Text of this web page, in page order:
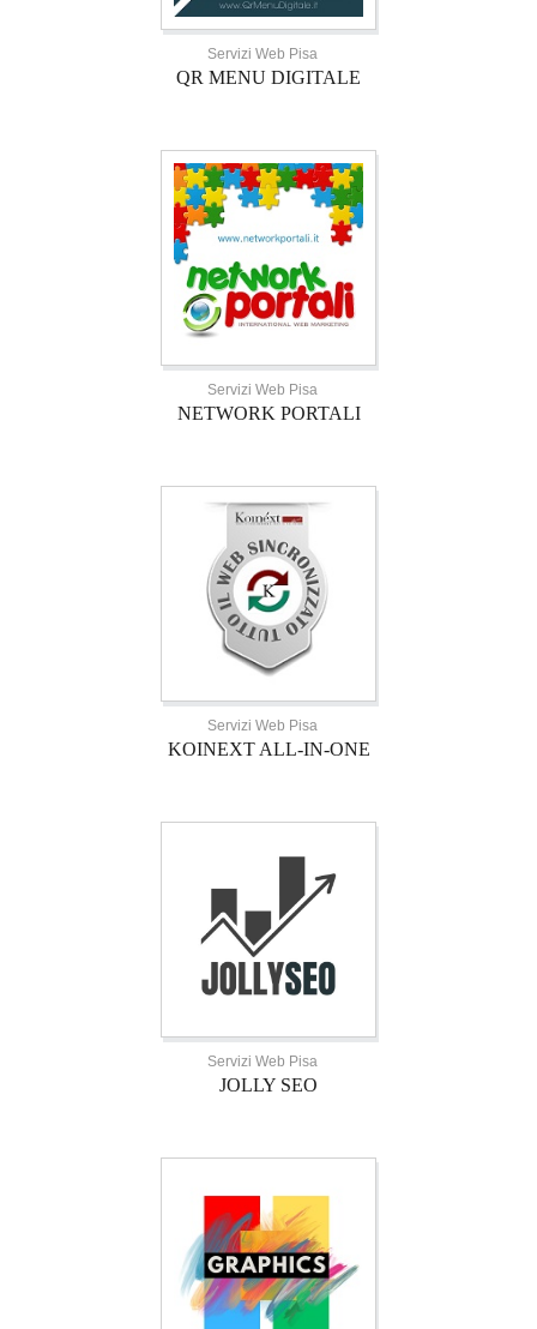
Servizi Web Pisa
QR MENU DIGITALE
Servizi Web Pisa
NETWORK PORTALI
Servizi Web Pisa
KOINEXT ALL-IN-ONE
Servizi Web Pisa
JOLLY SEO